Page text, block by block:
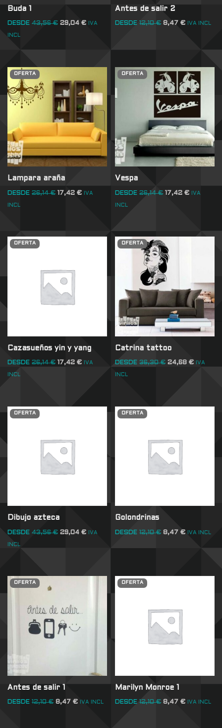
Buda 1
DESDE 43,56€ 29,04 € IVA
INCL
Antes de salir 2
DESDE 12,10€ 8,47€ IVA INCL
OFERTA
Lampara araña
DESDE 26,14€ 17,42 € IVA
INCL
OFERTA
Vespa
DESDE 26,14€ 17,42€ IVA
INCL
OFERTA
Cazasueños yin y yang
DESDE 26,14€ 17,42 € IVA
INCL
OFERTA
Catrina tattoo
DESDE 36,30€ 24,68€ IVA
INCL
OFERTA
Dibujo azteca
DESDE 43,56€ 29,04 € IVA
INCL
OFERTA
Golondrinas
DESDE 12,10€ 8,47€ IVA INCL
OFERTA
Antes de salir 1
DESDE 12,10€ 8,47 € IVA INCL
OFERTA
Marilyn Monroe 1
DESDE 12,10€ 8,47€ IVA INCL